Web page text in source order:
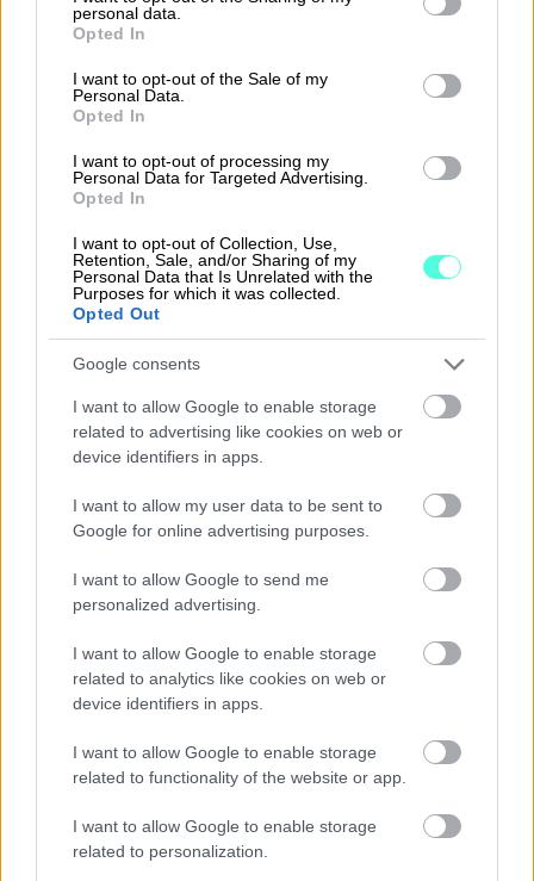
grant or deny consent to Google and its third-party tags to
use your data for below specified purposes in below Google
consent section.
personal data.
Opted In
I want to opt-out of the Sale of my
Personal Data.
Opted In
I want to opt-out of processing my
Personal Data for Targeted Advertising.
Opted In
I want to opt-out of Collection, Use,
Retention, Sale, and/or Sharing of my
Personal Data that Is Unrelated with the
Purposes for which it was collected.
Opted Out
Google consents
I want to allow Google to enable storage
related to advertising like cookies on web or
device identifiers in apps.
I want to allow my user data to be sent to
Google for online advertising purposes.
I want to allow Google to send me
personalized advertising.
I want to allow Google to enable storage
related to analytics like cookies on web or
device identifiers in apps.
I want to allow Google to enable storage
related to functionality of the website or app.
I want to allow Google to enable storage
related to personalization.
Tutustu Sopimuskoneeseen
Ratkaisut
Procountor
Procountor Solo
Sopimuskone
Finago Sign
Procountor Tallennus
Tutustu ohjelmistoihin